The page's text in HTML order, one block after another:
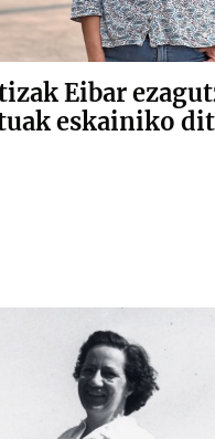
Eibar
eskainiko